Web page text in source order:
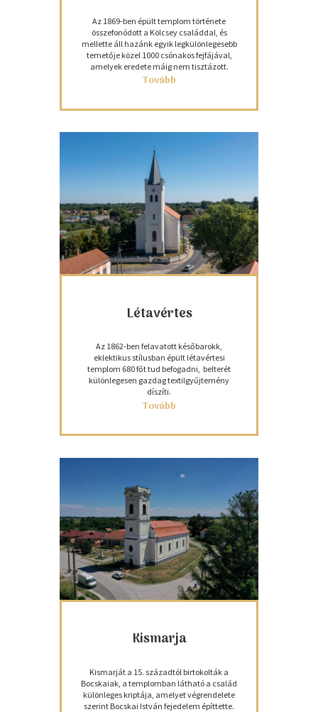
Az 1869-ben épült templom története
összefonódott a Kölcsey családdal, és
mellette áll hazánk egyik legkülönlegesebb
temetője közel 1000 csónakos fejfájával,
amelyek eredete máig nem tisztázott.
Tovább
Létavértes
Az 1862-ben felavatott későbarokk,
eklektikus stílusban épült létavértesi
templom 680 főt tud befogadni, belterét
különlegesen gazdag textilgyűjtemény
díszíti.
Tovább
Kismarja
Kismarját a 15. századtól birtokolták a
Bocskaiak, a templomban látható a család
különleges kriptája, amelyet végrendelete
szerint Bocskai István fejedelem építtette.